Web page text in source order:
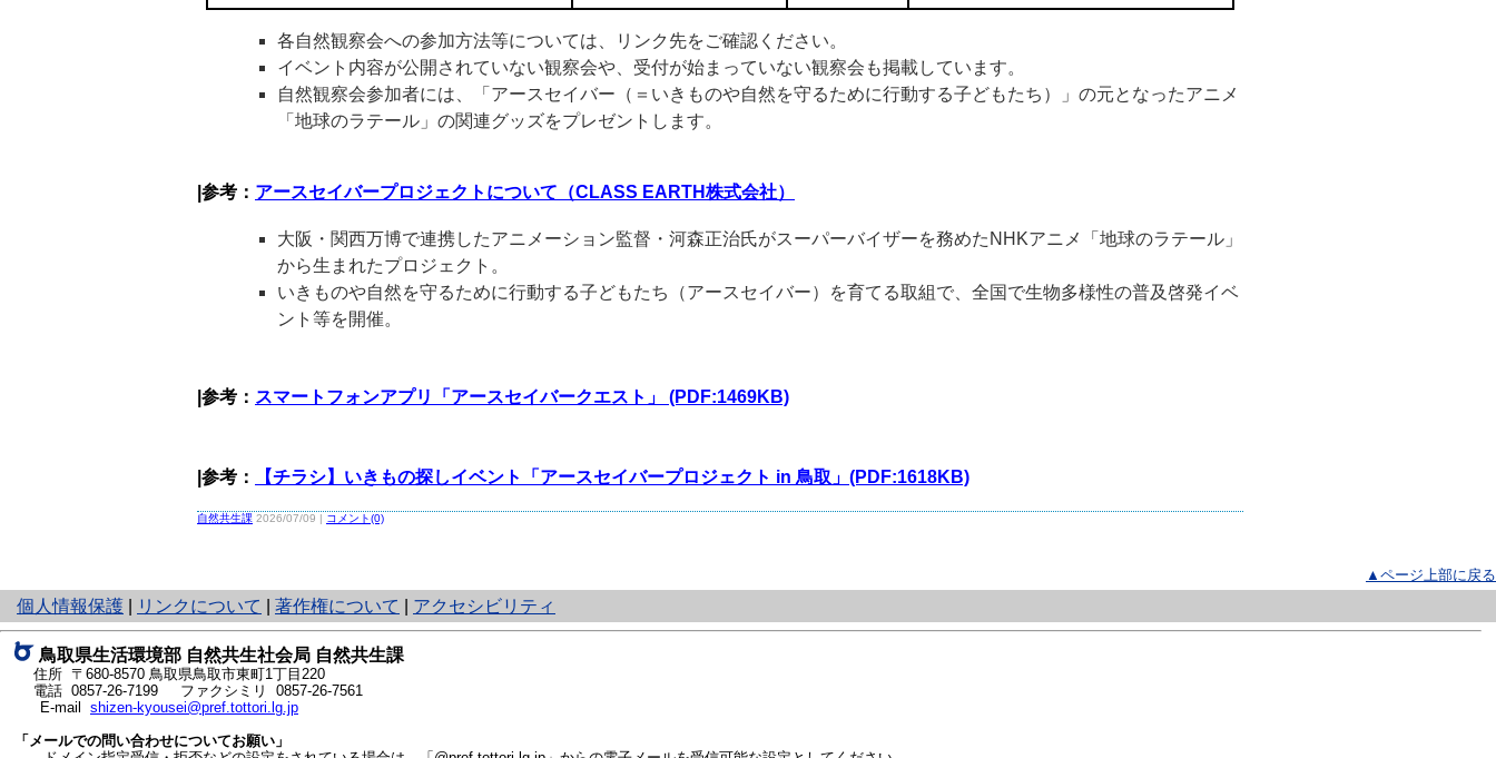
各自然観察会への参加方法等については、リンク先をご確認ください。
イベント内容が公開されていない観察会や、受付が始まっていない観察会も掲載しています。
自然観察会参加者には、「アースセイバー（＝いきものや自然を守るために行動する子どもたち）」の元となったアニメ
「地球のラテール」の関連グッズをプレゼントします。
|参考： アースセイバープロジェクトについて（CLASS EARTH株式会社）
大阪・関西万博で連携したアニメーション監督・河森正治氏がスーパーバイザーを務めたNHKアニメ「地球のラテール」
から生まれたプロジェクト。
いきものや自然を守るために行動する子どもたち（アースセイバー）を育てる取組で、全国で生物多様性の普及啓発イベ
ント等を開催。
|参考： スマートフォンアプリ「アースセイバークエスト」 (PDF:1469KB)
|参考： 【チラシ】いきもの探しイベント「アースセイバープロジェクト in 鳥取」(PDF:1618KB)
自然共生課 2026/07/09 | コメント(0)
▲ページ上部に戻る
個人情報保護
と
り
ネ
ッ
ト
へ
の
リンクについて 著作権について アクセシビリティ
鳥取県生活環境部 自然共生社会局 自然共生課
住所 〒680-8570 鳥取県鳥取市東町1丁目220
電話 0857-26-7199
ファクシミリ 0857-26-7561
E-mail shizen-kyousei@pref.tottori.lg.jp
「メールでの問い合わせについてお願い」